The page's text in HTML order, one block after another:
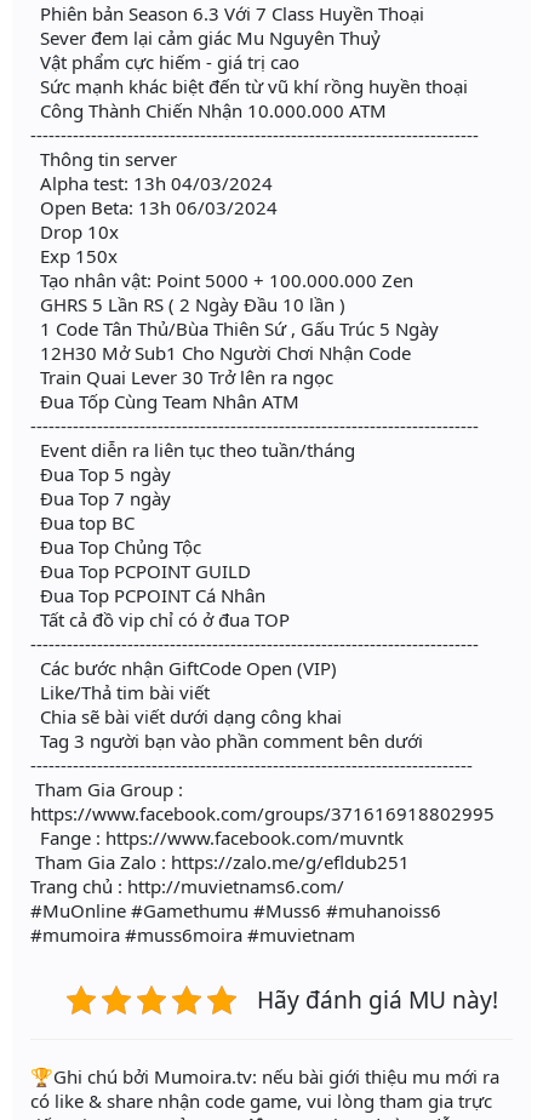
Phiên bản Season 6.3 Với 7 Class Huyền Thoại
Sever đem lại cảm giác Mu Nguyên Thuỷ
Vật phẩm cực hiếm - giá trị cao
Sức mạnh khác biệt đến từ vũ khí rồng huyền thoại
Công Thành Chiến Nhận 10.000.000 ATM
--------------------------------------------------------------------------
Thông tin server
Alpha test: 13h 04/03/2024
Open Beta: 13h 06/03/2024
Drop 10x
Exp 150x
Tạo nhân vật: Point 5000 + 100.000.000 Zen
GHRS 5 Lần RS ( 2 Ngày Đầu 10 lần )
1 Code Tân Thủ/Bùa Thiên Sứ , Gấu Trúc 5 Ngày
12H30 Mở Sub1 Cho Người Chơi Nhận Code
Train Quai Lever 30 Trở lên ra ngọc
Đua Tốp Cùng Team Nhân ATM
--------------------------------------------------------------------------
Event diễn ra liên tục theo tuần/tháng
Đua Top 5 ngày
Đua Top 7 ngày
Đua top BC
Đua Top Chủng Tộc
Đua Top PCPOINT GUILD
Đua Top PCPOINT Cá Nhân
Tất cả đồ vip chỉ có ở đua TOP
--------------------------------------------------------------------------
Các bước nhận GiftCode Open (VIP)
Like/Thả tim bài viết
Chia sẽ bài viết dưới dạng công khai
Tag 3 người bạn vào phần comment bên dưới
-------------------------------------------------------------------------
Tham Gia Group :
https://www.facebook.com/groups/371616918802995
Fange : https://www.facebook.com/muvntk
Tham Gia Zalo : https://zalo.me/g/efldub251
Trang chủ : http://muvietnams6.com/
#MuOnline #Gamethumu #Muss6 #muhanoiss6
#mumoira #muss6moira #muvietnam
Hãy đánh giá MU này!
️🏆Ghi chú bởi Mumoira.tv: nếu bài giới thiệu mu mới ra
có like & share nhận code game, vui lòng tham gia trực